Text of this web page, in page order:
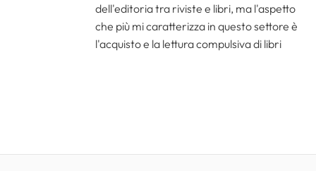
dell'editoria tra riviste e libri, ma l'aspetto
che più mi caratterizza in questo settore è
l'acquisto e la lettura compulsiva di libri